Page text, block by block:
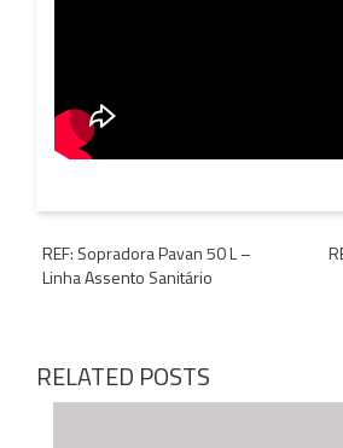
Navegação
de
REF: Sopradora Pavan 50 L –
Linha Assento Sanitário
RELATED POSTS